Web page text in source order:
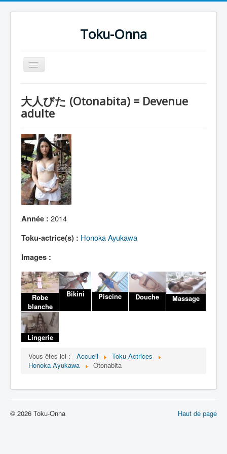
Toku-Onna
Basculer
la
Toku-Actrices
Séries
Films
COSAA
Dessins
大人びた (Otonabita) = Devenue
adulte
Année : 2014
Toku-actrice(s) : Honoka Ayukawa
Images :
Robe
blanche
Bikini Piscine Douche Massage
Lingerie
Vous êtes ici :
Accueil
Toku-Actrices
Honoka Ayukawa
Otonabita
Haut de page
© 2026 Toku-Onna